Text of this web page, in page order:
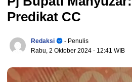
Predikat CC
Redaksi
- Penulis
Rabu, 2 Oktober 2024 - 12:41 WIB